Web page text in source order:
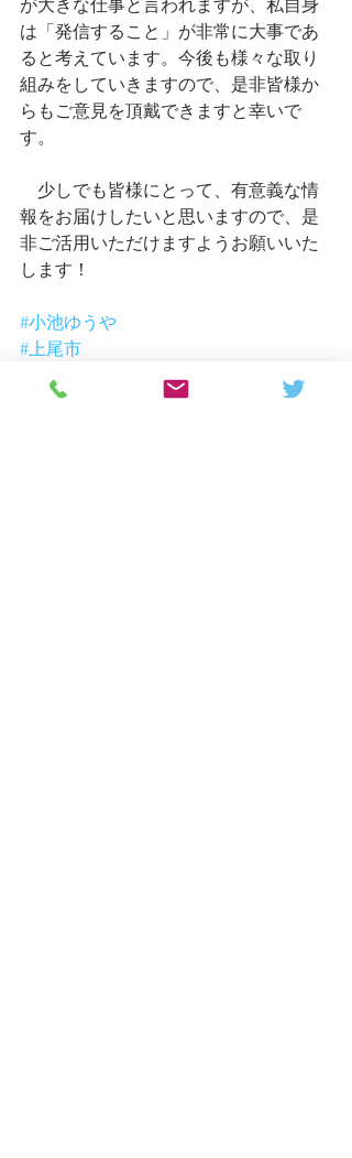
が大きな仕事と言われますが、私自身
は「発信すること」が非常に大事であ
ると考えています。今後も様々な取り
組みをしていきますので、是非皆様か
らもご意見を頂戴できますと幸いで
す。
少しでも皆様にとって、有意義な情
報をお届けしたいと思いますので、是
非ご活用いただけますようお願いいた
します！
#小池ゆうや
#上尾市
#上尾市議会議員
#上尾市議